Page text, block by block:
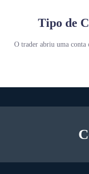
Plataforma
Promoção
Tipo de
O trader abriu uma conta